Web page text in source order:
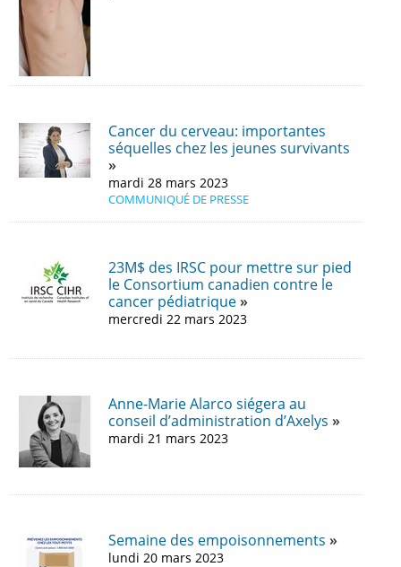
Cancer du cerveau: importantes
séquelles chez les jeunes survivants
mardi 28 mars 2023
COMMUNIQUÉ DE PRESSE
23M$ des IRSC pour mettre sur pied
le Consortium canadien contre le
cancer pédiatrique
mercredi 22 mars 2023
Anne-Marie Alarco siégera au
conseil d’administration d’Axelys
mardi 21 mars 2023
Semaine des empoisonnements
lundi 20 mars 2023